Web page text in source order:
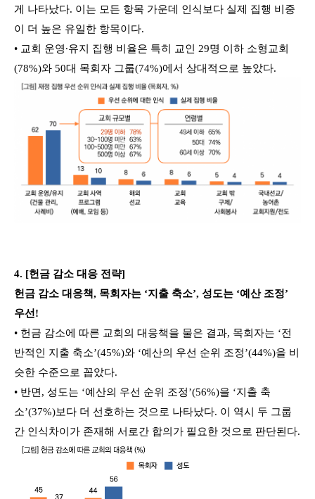
게 나타났다. 이는 모든 항목 가운데 인식보다 실제 집행 비중
이 더 높은 유일한 항목이다.
• 교회 운영∙유지 집행 비율은 특히 교인 29명 이하 소형교회
(78%)와 50대 목회자 그룹(74%)에서 상대적으로 높았다.
4. [헌금 감소 대응 전략]
헌금 감소 대응책, 목회자는 ‘지출 축소’, 성도는 ‘예산 조정’
우선!
• 헌금 감소에 따른 교회의 대응책을 물은 결과, 목회자는 ‘전
반적인 지출 축소’(45%)와 ‘예산의 우선 순위 조정’(44%)을 비
슷한 수준으로 꼽았다.
• 반면, 성도는 ‘예산의 우선 순위 조정’(56%)을 ‘지출 축
소’(37%)보다 더 선호하는 것으로 나타났다. 이 역시 두 그룹
간 인식차이가 존재해 서로간 합의가 필요한 것으로 판단된다.